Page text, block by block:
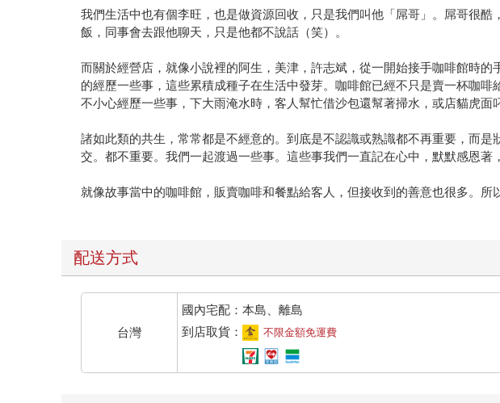
我們生活中也有個李旺，也是做資源回收，只是我們叫他「屌哥」。屌哥很
飯，同事會去跟他聊天，只是他都不說話（笑）。
而關於經營店，就像小說裡的阿生，美津，許志斌，從一開始接手咖啡館時
的經歷一些事，這些累積成種子在生活中發芽。咖啡館已經不只是賣一杯咖
不小心經歷一些事，下大雨淹水時，客人幫忙借沙包還幫著掃水，或店貓虎面
諸如此類的共生，常常都是不經意的。到底是不認識或熟識都不再重要，而
交。都不重要。我們一起渡過一些事。這些事我們一直記在心中，默默感恩
就像故事當中的咖啡館，販賣咖啡和餐點給客人，但接收到的善意也很多。所
配送方式
台灣
國內宅配：本島、離島
到店取貨：
不限金額免運費